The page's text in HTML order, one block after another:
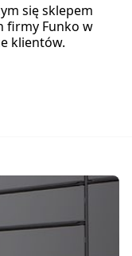
się sklepem
firmy Funko w
klientów.